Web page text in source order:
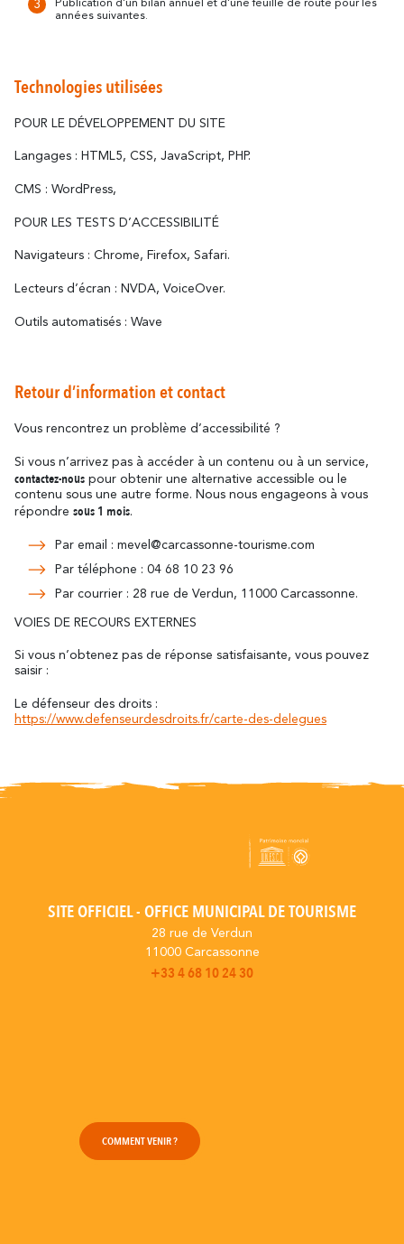
Publication d’un bilan annuel et d’une feuille de route pour les
années suivantes.
Technologies utilisées
POUR LE DÉVELOPPEMENT DU SITE
Langages : HTML5, CSS, JavaScript, PHP.
CMS : WordPress,
POUR LES TESTS D’ACCESSIBILITÉ
Navigateurs : Chrome, Firefox, Safari.
Lecteurs d’écran : NVDA, VoiceOver.
Outils automatisés : Wave
Retour d’information et contact
Vous rencontrez un problème d’accessibilité ?
Si vous n’arrivez pas à accéder à un contenu ou à un service,
contactez-nous pour obtenir une alternative accessible ou le
contenu sous une autre forme. Nous nous engageons à vous
répondre sous 1 mois.
Par email : mevel@carcassonne-tourisme.com
Par téléphone : 04 68 10 23 96
Par courrier : 28 rue de Verdun, 11000 Carcassonne.
VOIES DE RECOURS EXTERNES
Si vous n’obtenez pas de réponse satisfaisante, vous pouvez
saisir :
Le défenseur des droits :
https://www.defenseurdesdroits.fr/carte-des-delegues
SITE OFFICIEL - OFFICE MUNICIPAL DE TOURISME
28 rue de Verdun
11000 Carcassonne
+33 4 68 10 24 30
COMMENT VENIR ?